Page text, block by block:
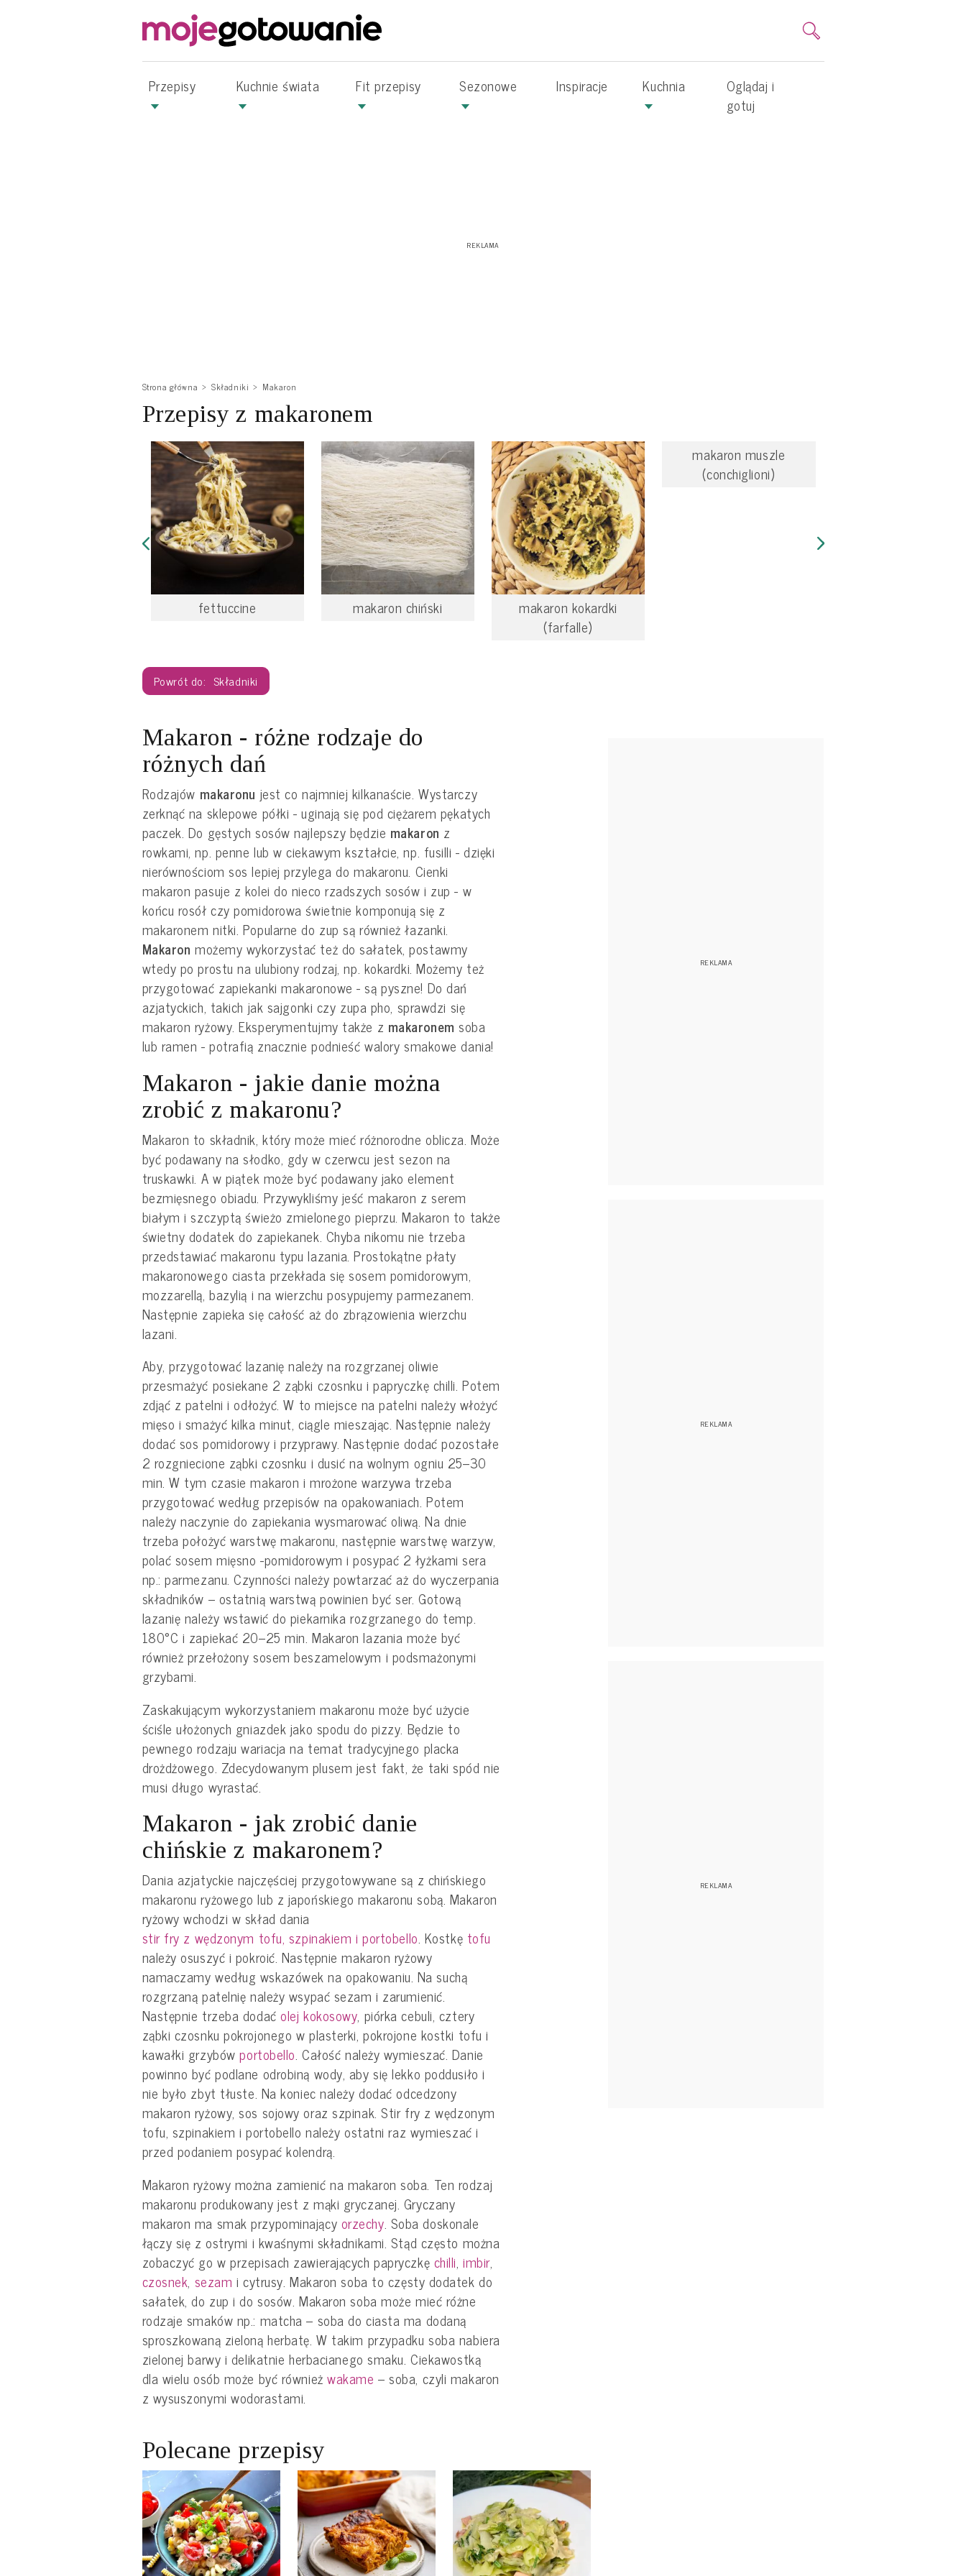
Przepisy Kuchnie świata Fit przepisy Sezonowe Inspiracje Kuchnia
Oglądaj i
gotuj
Strona główna Składniki Makaron
Przepisy z makaronem
fettuccine makaron chiński
makaron kokardki
(farfalle)
makaron muszle
(conchiglioni)
Składniki
Makaron - różne rodzaje do
różnych dań
Rodzajów makaronu jest co najmniej kilkanaście. Wystarczy
zerknąć na sklepowe półki - uginają się pod ciężarem pękatych
paczek. Do gęstych sosów najlepszy będzie makaron z
rowkami, np. penne lub w ciekawym kształcie, np. fusilli - dzięki
nierównościom sos lepiej przylega do makaronu. Cienki
makaron pasuje z kolei do nieco rzadszych sosów i zup - w
końcu rosół czy pomidorowa świetnie komponują się z
makaronem nitki. Popularne do zup są również łazanki.
Makaron możemy wykorzystać też do sałatek, postawmy
wtedy po prostu na ulubiony rodzaj, np. kokardki. Możemy też
przygotować zapiekanki makaronowe - są pyszne! Do dań
azjatyckich, takich jak sajgonki czy zupa pho, sprawdzi się
makaron ryżowy. Eksperymentujmy także z makaronem soba
lub ramen - potrafią znacznie podnieść walory smakowe dania!
Makaron - jakie danie można
zrobić z makaronu?
Makaron to składnik, który może mieć różnorodne oblicza. Może
być podawany na słodko, gdy w czerwcu jest sezon na
truskawki. A w piątek może być podawany jako element
bezmięsnego obiadu. Przywykliśmy jeść makaron z serem
białym i szczyptą świeżo zmielonego pieprzu. Makaron to także
świetny dodatek do zapiekanek. Chyba nikomu nie trzeba
przedstawiać makaronu typu lazania. Prostokątne płaty
makaronowego ciasta przekłada się sosem pomidorowym,
mozzarellą, bazylią i na wierzchu posypujemy parmezanem.
Następnie zapieka się całość aż do zbrązowienia wierzchu
lazani.
Aby, przygotować lazanię należy na rozgrzanej oliwie
przesmażyć posiekane 2 ząbki czosnku i papryczkę chilli. Potem
zdjąć z patelni i odłożyć. W to miejsce na patelni należy włożyć
mięso i smażyć kilka minut, ciągle mieszając. Następnie należy
dodać sos pomidorowy i przyprawy. Następnie dodać pozostałe
2 rozgniecione ząbki czosnku i dusić na wolnym ogniu 25–30
min. W tym czasie makaron i mrożone warzywa trzeba
przygotować według przepisów na opakowaniach. Potem
należy naczynie do zapiekania wysmarować oliwą. Na dnie
trzeba położyć warstwę makaronu, następnie warstwę warzyw,
polać sosem mięsno -pomidorowym i posypać 2 łyżkami sera
np.: parmezanu. Czynności należy powtarzać aż do wyczerpania
składników – ostatnią warstwą powinien być ser. Gotową
lazanię należy wstawić do piekarnika rozgrzanego do temp.
180°C i zapiekać 20–25 min. Makaron lazania może być
również przełożony sosem beszamelowym i podsmażonymi
grzybami.
Zaskakującym wykorzystaniem makaronu może być użycie
ściśle ułożonych gniazdek jako spodu do pizzy. Będzie to
pewnego rodzaju wariacja na temat tradycyjnego placka
drożdżowego. Zdecydowanym plusem jest fakt, że taki spód nie
musi długo wyrastać.
Makaron - jak zrobić danie
chińskie z makaronem?
Dania azjatyckie najczęściej przygotowywane są z chińskiego
makaronu ryżowego lub z japońskiego makaronu sobą. Makaron
ryżowy wchodzi w skład dania
stir fry z wędzonym tofu, szpinakiem i portobello. Kostkę tofu
należy osuszyć i pokroić. Następnie makaron ryżowy
namaczamy według wskazówek na opakowaniu. Na suchą
rozgrzaną patelnię należy wsypać sezam i zarumienić.
Następnie trzeba dodaćolej kokosowy, piórka cebuli, cztery
ząbki czosnku pokrojonego w plasterki, pokrojone kostki tofu i
kawałki grzybówportobello. Całość należy wymieszać. Danie
powinno być podlane odrobiną wody, aby się lekko poddusiło i
nie było zbyt tłuste. Na koniec należy dodać odcedzony
makaron ryżowy, sos sojowy oraz szpinak. Stir fry z wędzonym
tofu, szpinakiem i portobello należy ostatni raz wymieszać i
przed podaniem posypać kolendrą.
Makaron ryżowy można zamienić na makaron soba. Ten rodzaj
makaronu produkowany jest z mąki gryczanej. Gryczany
makaron ma smak przypominający orzechy. Soba doskonale
łączy się z ostrymi i kwaśnymi składnikami. Stąd często można
zobaczyć go w przepisach zawierających papryczkę chilli,imbir,
czosnek, sezam i cytrusy. Makaron soba to częsty dodatek do
sałatek, do zup i do sosów. Makaron soba może mieć różne
rodzaje smaków np.: matcha – soba do ciasta ma dodaną
sproszkowaną zieloną herbatę. W takim przypadku soba nabiera
zielonej barwy i delikatnie herbacianego smaku. Ciekawostką
dla wielu osób może być równieżwakame – soba, czyli makaron
z wysuszonymi wodorastami.
Polecane przepisy